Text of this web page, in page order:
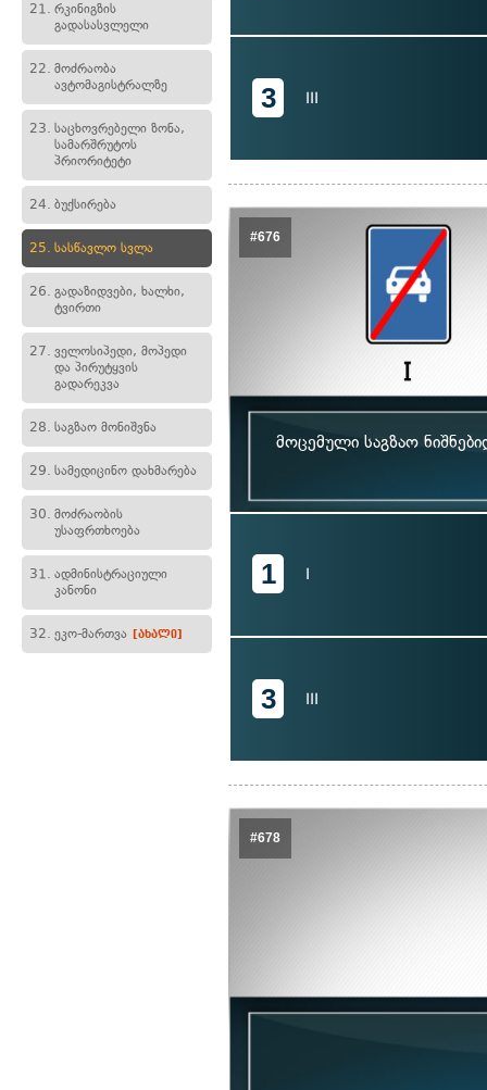
21. რკინიგზის
გადასასვლელი
22. მოძრაობა
ავტომაგისტრალზე
23. საცხოვრებელი ზონა,
სამარშრუტოს
პრიორიტეტი
24. ბუქსირება
25. სასწავლო სვლა
26. გადაზიდვები, ხალხი,
ტვირთი
27. ველოსიპედი, მოპედი
და პირუტყვის
გადარეკვა
28. საგზაო მონიშვნა
29. სამედიცინო დახმარება
30. მოძრაობის
უსაფრთხოება
31. ადმინისტრაციული
კანონი
32. ეკო-მართვა [ახალი]
3 III
#676
მოცემული საგზაო
1 I
3 III
#678